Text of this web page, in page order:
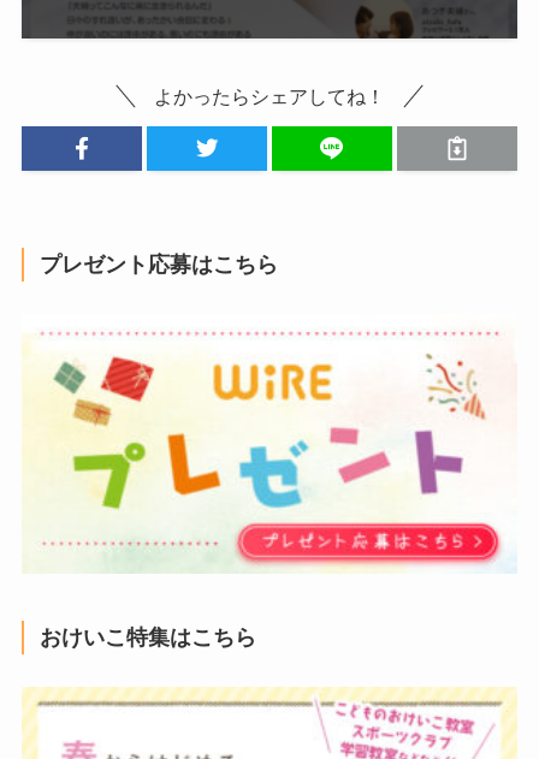
よかったらシェアしてね！
プレゼント応募はこちら
おけいこ特集はこちら